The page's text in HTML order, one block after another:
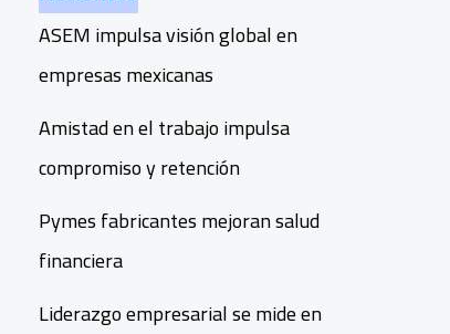
ASEM impulsa visión global en
empresas mexicanas
Amistad en el trabajo impulsa
compromiso y retención
Pymes fabricantes mejoran salud
financiera
Liderazgo empresarial se mide en